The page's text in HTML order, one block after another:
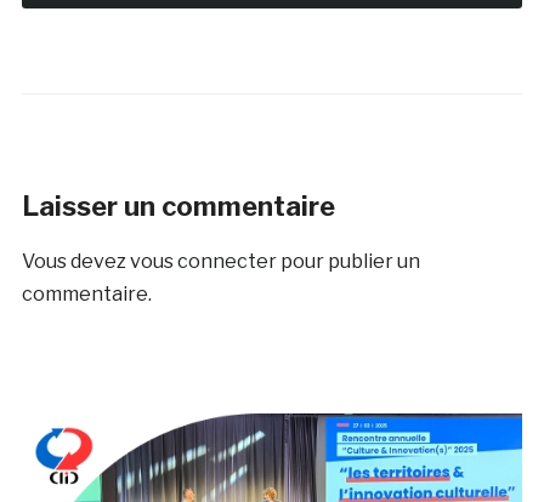
Laisser un commentaire
Vous devezvous connecterpour publier un
commentaire.